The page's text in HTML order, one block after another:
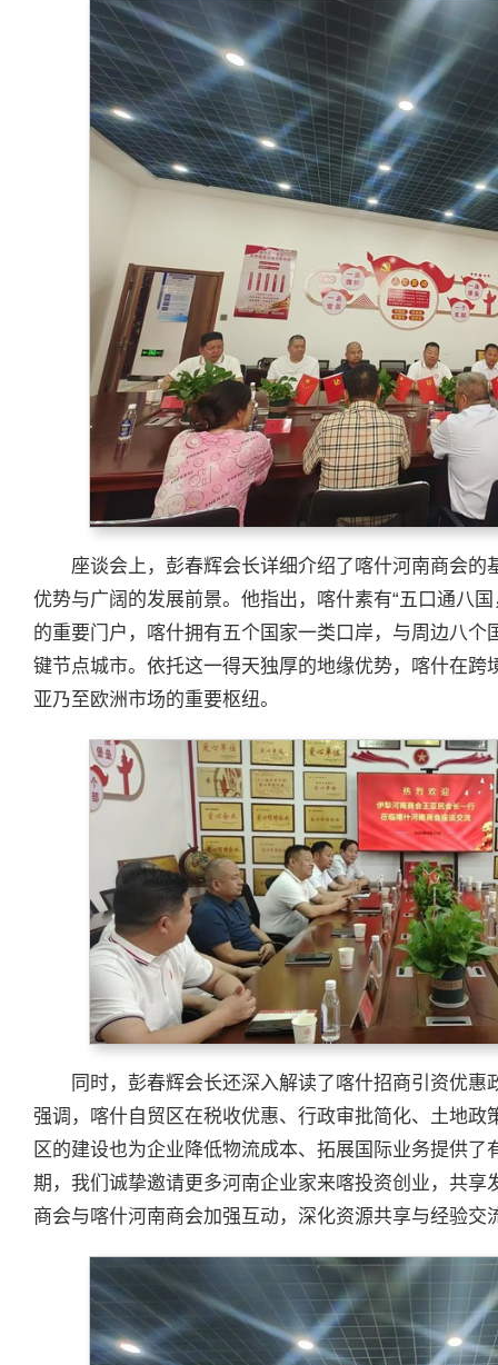
座谈会上，彭春辉会长详细介绍了喀什河南商会
优势与广阔的发展前景。他指出，喀什素有“五口通八
的重要门户，喀什拥有五个国家一类口岸，与周边八
键节点城市。依托这一得天独厚的地缘优势，喀什在
亚乃至欧洲市场的重要枢纽。
同时，彭春辉会长还深入解读了喀什招商引资优
强调，喀什自贸区在税收优惠、行政审批简化、土地
区的建设也为企业降低物流成本、拓展国际业务提供了
期，我们诚挚邀请更多河南企业家来喀投资创业，共享
商会与喀什河南商会加强互动，深化资源共享与经验